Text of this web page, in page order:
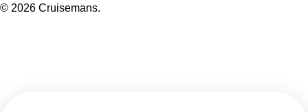
© 2026 Cruisemans.